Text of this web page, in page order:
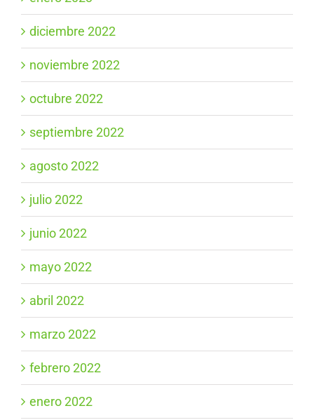
diciembre 2022
noviembre 2022
octubre 2022
septiembre 2022
agosto 2022
julio 2022
junio 2022
mayo 2022
abril 2022
marzo 2022
febrero 2022
enero 2022